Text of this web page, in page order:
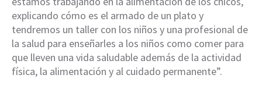
explicando cómo es el armado de un plato y
tendremos un taller con los niños y una profesional de
la salud para enseñarles a los niños como comer para
que lleven una vida saludable además de la actividad
física, la alimentación y al cuidado permanente”.